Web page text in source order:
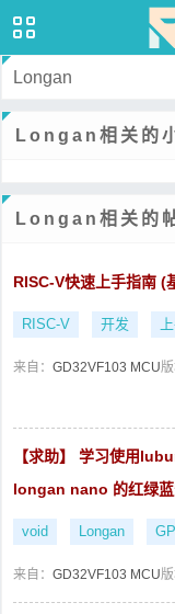
Longan
Longan相关的
Longan相关的
RISC-V快速上手指南 (
RISC-V 开发
来自： GD32VF103 MCU
【求助】 学习使用
longan nano 的红绿
void Longan
来自： GD32VF103 MCU